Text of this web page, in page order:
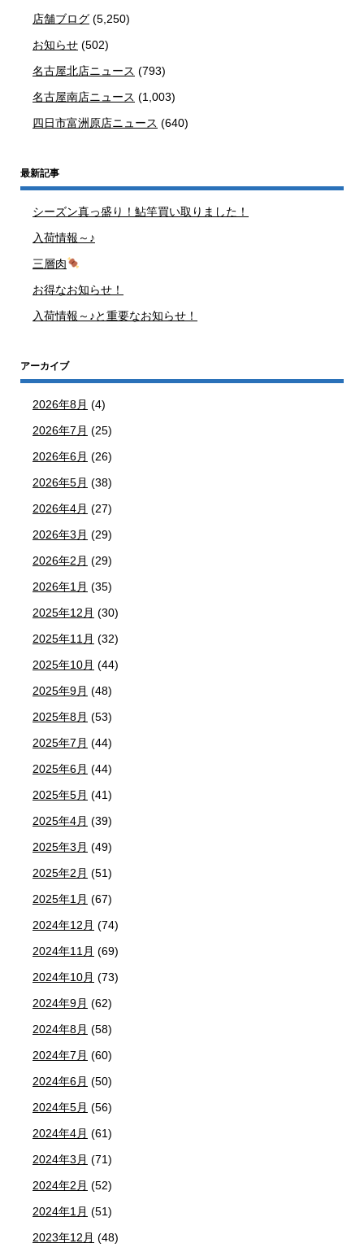
店舗ブログ (5,250)
お知らせ (502)
名古屋北店ニュース (793)
名古屋南店ニュース (1,003)
四日市富洲原店ニュース (640)
最新記事
シーズン真っ盛り！鮎竿買い取りました！
入荷情報～♪
三層肉
お得なお知らせ！
入荷情報～♪と重要なお知らせ！
アーカイブ
2026年8月 (4)
2026年7月 (25)
2026年6月 (26)
2026年5月 (38)
2026年4月 (27)
2026年3月 (29)
2026年2月 (29)
2026年1月 (35)
2025年12月 (30)
2025年11月 (32)
2025年10月 (44)
2025年9月 (48)
2025年8月 (53)
2025年7月 (44)
2025年6月 (44)
2025年5月 (41)
2025年4月 (39)
2025年3月 (49)
2025年2月 (51)
2025年1月 (67)
2024年12月 (74)
2024年11月 (69)
2024年10月 (73)
2024年9月 (62)
2024年8月 (58)
2024年7月 (60)
2024年6月 (50)
2024年5月 (56)
2024年4月 (61)
2024年3月 (71)
2024年2月 (52)
2024年1月 (51)
2023年12月 (48)